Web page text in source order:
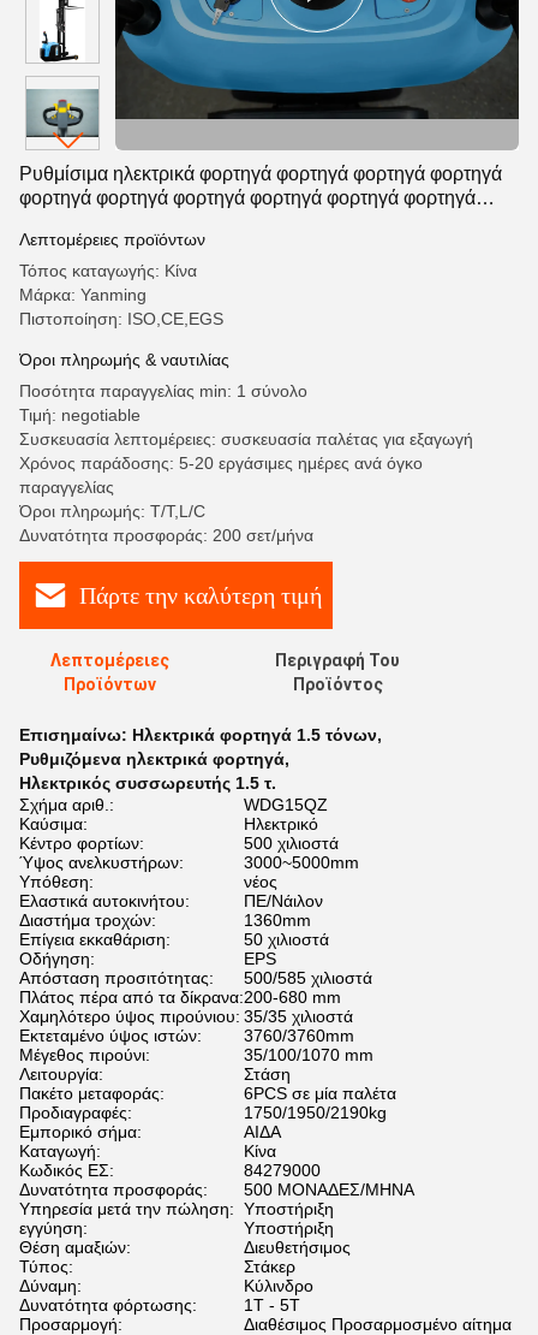
φορτηγά φορτηγά φορτηγά φορτηγά φορτηγά φορτηγά φορτηγά
φορτηγά φορτηγά φορτηγά φορτηγά φορτηγά φορτηγά φορτηγά
φορτηγά φορτηγά φορτηγά φορτηγά
Ρυθμίσιμα ηλεκτρικά φορτηγά φορτηγά φορτηγά φορτηγά
φορτηγά φορτηγά φορτηγά φορτηγά φορτηγά φορτηγά
φορτηγά φορτηγά φορτηγά φορτηγά φορτηγά φορτηγά
φορτηγά φορτηγά φορτηγά φορτηγά φορτηγά φορτηγά
φορτηγά φορτηγά φορτηγά φορτηγά φορτηγά φορτηγά
φορτηγά φορτηγά φορτηγά φορτηγά φορτηγά φορτηγά
φορτηγά φορτηγά φορτηγά φορτηγά φορτηγά φορτηγά
φορτηγά φορτηγά φορτηγά φορτηγά φορτηγά φορτηγά
φορτηγά φορτηγά
Λεπτομέρειες προϊόντων
Τόπος καταγωγής: Κίνα
Μάρκα: Yanming
Πιστοποίηση: ISO,CE,EGS
Όροι πληρωμής & ναυτιλίας
Ποσότητα παραγγελίας min: 1 σύνολο
Τιμή: negotiable
Συσκευασία λεπτομέρειες: συσκευασία παλέτας για εξαγωγή
Χρόνος παράδοσης: 5-20 εργάσιμες ημέρες ανά όγκο
παραγγελίας
Όροι πληρωμής: T/T,L/C
Δυνατότητα προσφοράς: 200 σετ/μήνα
Πάρτε την καλύτερη τιμή
Λεπτομέρειες
Προϊόντων
Περιγραφή Του
Προϊόντος
Επισημαίνω: Ηλεκτρικά φορτηγά 1.5 τόνων,
Ρυθμιζόμενα ηλεκτρικά φορτηγά,
Ηλεκτρικός συσσωρευτής 1.5 τ.
Σχήμα αριθ.:
WDG15QZ
Καύσιμα:
Ηλεκτρικό
Κέντρο φορτίων:
500 χιλιοστά
Ύψος ανελκυστήρων:
3000~5000mm
Υπόθεση:
νέος
Ελαστικά αυτοκινήτου:
ΠΕ/Νάιλον
Διαστήμα τροχών:
1360mm
Επίγεια εκκαθάριση:
50 χιλιοστά
Οδήγηση:
EPS
Απόσταση προσιτότητας:
500/585 χιλιοστά
Πλάτος πέρα από τα δίκρανα:200-680 mm
Χαμηλότερο ύψος πιρούνιου: 35/35 χιλιοστά
Εκτεταμένο ύψος ιστών:
3760/3760mm
Μέγεθος πιρούνι:
35/100/1070 mm
Λειτουργία:
Στάση
Πακέτο μεταφοράς:
6PCS σε μία παλέτα
Προδιαγραφές:
1750/1950/2190kg
Εμπορικό σήμα:
ΑΙΔΑ
Καταγωγή:
Κίνα
Κωδικός ΕΣ:
84279000
Δυνατότητα προσφοράς:
500 ΜΟΝΑΔΕΣ/ΜΗΝΑ
Υπηρεσία μετά την πώληση: Υποστήριξη
εγγύηση:
Υποστήριξη
Θέση αμαξιών:
Διευθετήσιμος
Τύπος:
Στάκερ
Δύναμη:
Κύλινδρο
Δυνατότητα φόρτωσης:
1Τ - 5Τ
Προσαρμογή:
Διαθέσιμος Προσαρμοσμένο αίτημα